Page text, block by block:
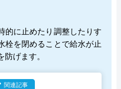
的に止めたり調整したりす
栓を閉めることで給水が止
防げます。
関連記事